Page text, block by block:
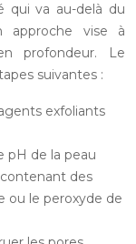
qui va au-delà du
approche vise à
profondeur. Le
suivantes :
exfoliants
pH de la peau
des
ou le peroxyde de